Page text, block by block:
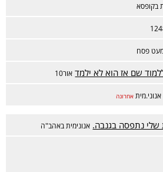
בקופסא
פסח
שם אז הוא לא ילמד אור10
אנוני.מית אחרונה
נתפסה בגנבה. אנונימית באהב"ה